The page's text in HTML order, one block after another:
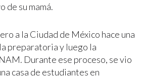
de su mamá.
a la Ciudad de México hace una
preparatoria y luego la
Durante ese proceso, se vio
casa de estudiantes en